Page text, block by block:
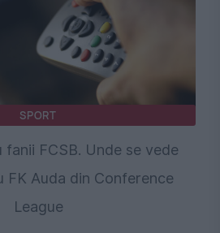
SPORT
FCSB. Unde se vede
FK Auda din Conference
League